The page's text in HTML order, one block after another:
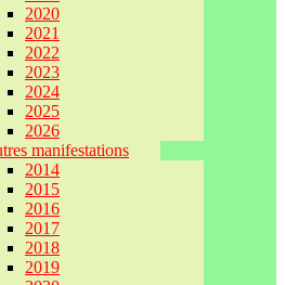
2020
2021
2022
2023
2024
2025
2026
manifestations
2014
2015
2016
2017
2018
2019